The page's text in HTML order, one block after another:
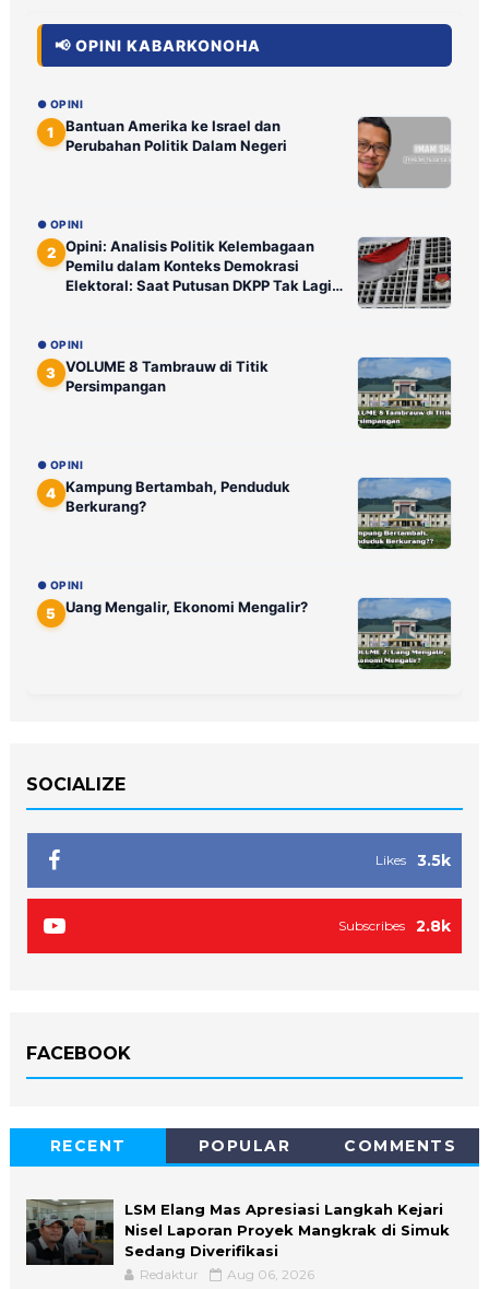
📢 OPINI KABARKONOHA
● OPINI
1
Bantuan Amerika ke Israel dan
Perubahan Politik Dalam Negeri
● OPINI
2 Opini: Analisis Politik Kelembagaan
Pemilu dalam Konteks Demokrasi
Elektoral: Saat Putusan DKPP Tak Lagi
● OPINI
3 VOLUME 8 Tambrauw di Titik
Persimpangan
● OPINI
4 Kampung Bertambah, Penduduk
Berkurang?
● OPINI
5 Uang Mengalir, Ekonomi Mengalir?
SOCIALIZE
3.5k
Likes
2.8k
Subscribes
FACEBOOK
RECENT POPULAR COMMENTS
LSM Elang Mas Apresiasi Langkah Kejari
Nisel Laporan Proyek Mangkrak di Simuk
Sedang Diverifikasi
Redaktur Aug 06, 2026